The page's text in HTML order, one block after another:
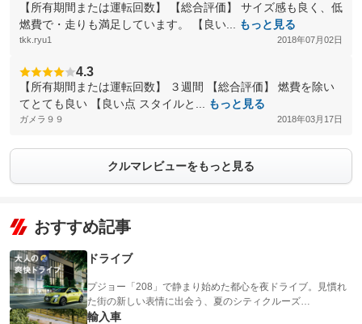
【所有期間または運転回数】 【総合評価】 サイズ感も良く、低
燃費で・走りも満足しています。 【良い...
もっと見る
tkk.ryu1 2018年07月02日
4.3
【所有期間または運転回数】 ３週間 【総合評価】 燃費を除い
てとても良い 【良い点 スタイルと...
もっと見る
ガメラ９９ 2018年03月17日
クルマレビューをもっと見る
おすすめ記事
ドライブ
プジョー「208」で静まり始めた都心を夜ドライブ。見慣れ
た街の新しい表情に出会う、夏のシティクルーズ…
輸入車